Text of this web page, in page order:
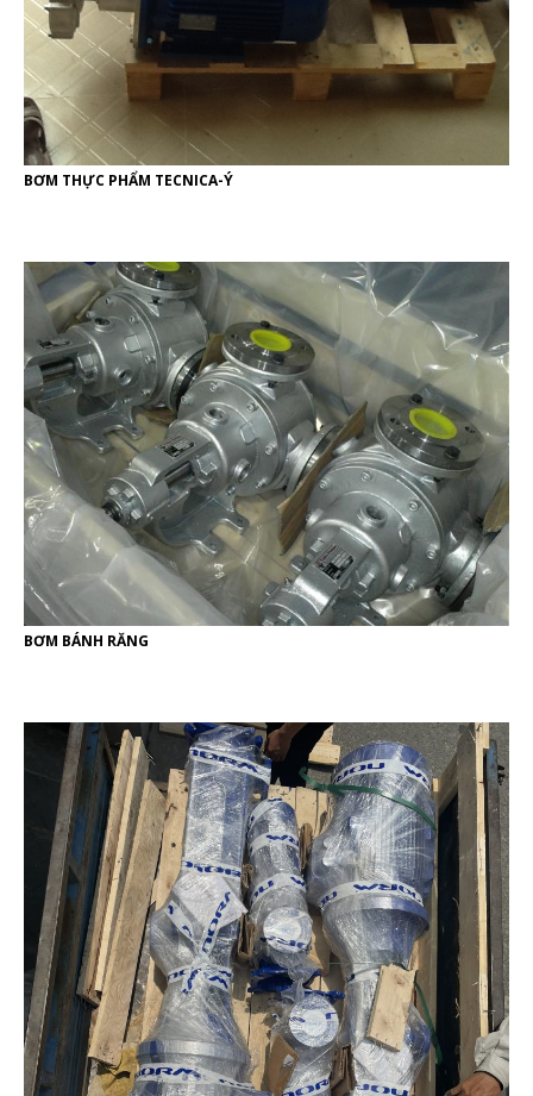
BƠM THỰC PHẨM TECNICA-Ý
BƠM BÁNH RĂNG